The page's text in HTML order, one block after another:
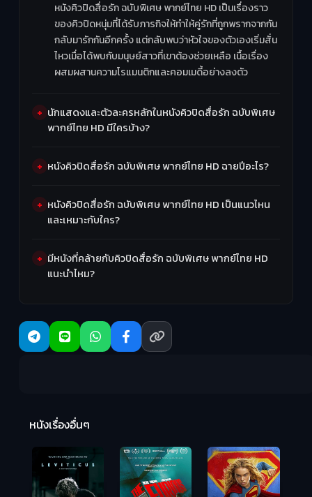
หนังคิวปิดสื่อรัก ฉบับพิเศษ พากย์ไทย HD เป็นเรื่องราว
ของคิวปิดหนุ่มที่ได้รับภารกิจให้ทำให้คู่รักที่ถูกพรากจากกัน
กลับมารักกันอีกครั้ง แต่กลับพบว่าหัวใจของตัวเองเริ่มสั่น
ไหวเมื่อได้พบกับมนุษย์สาวที่เขาต้องช่วยเหลือ เนื้อเรื่อง
ผสมผสานความโรแมนติกและคอมเมดี้อย่างลงตัว
นักแสดงและตัวละครหลักในหนังคิวปิดสื่อรัก ฉบับพิเศษ
พากย์ไทย HD มีใครบ้าง?
หนังคิวปิดสื่อรัก ฉบับพิเศษ พากย์ไทย HD ฉายปีอะไร?
หนังคิวปิดสื่อรัก ฉบับพิเศษ พากย์ไทย HD เป็นแนวไหน
และเหมาะกับใคร?
มีหนังที่คล้ายกับคิวปิดสื่อรัก ฉบับพิเศษ พากย์ไทย HD
แนะนำไหม?
หนังเรื่องอื่นๆ